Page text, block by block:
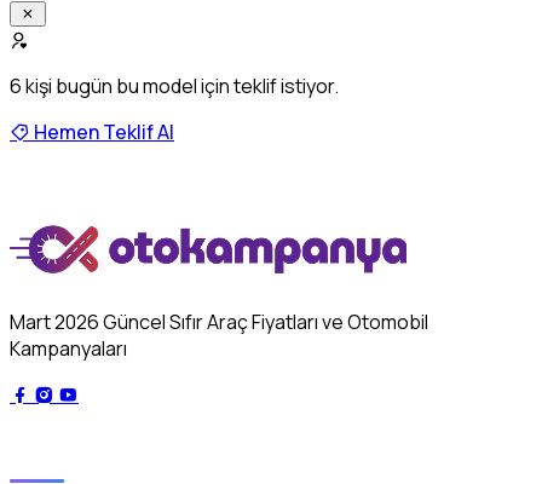
6kişi bugün bu model için teklif istiyor.
Hemen Teklif Al
Mart 2026 Güncel Sıfır Araç Fiyatları ve Otomobil
Kampanyaları